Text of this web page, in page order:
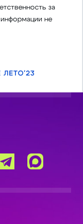
за
не
ЛЕТО'23